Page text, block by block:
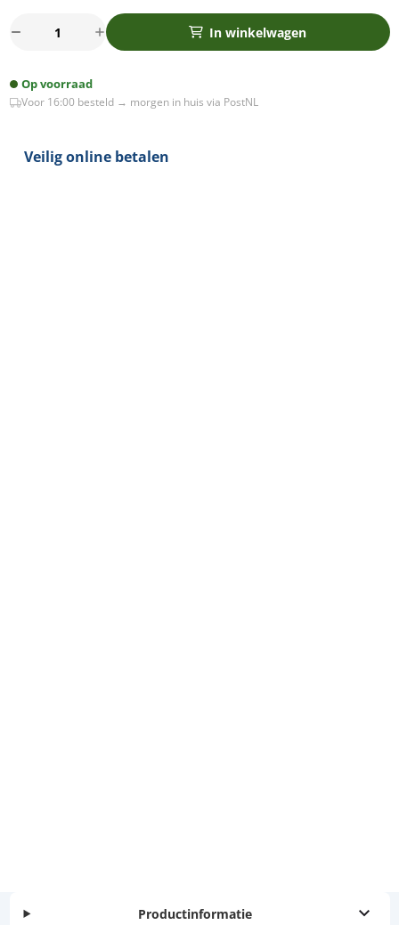
COB
3Watt
aantal
In winkelwagen
Op voorraad
Voor 16:00 besteld → morgen in huis via PostNL
Veilig online betalen
Productinformatie